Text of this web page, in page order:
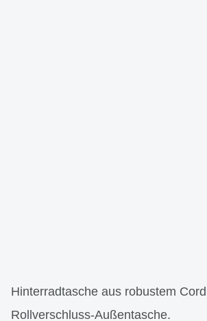
Hinterradtasche aus robustem
Rollverschluss-Außentasche.